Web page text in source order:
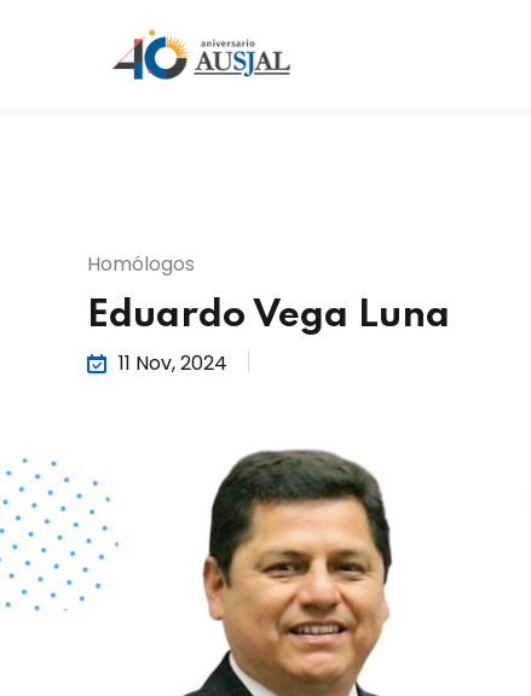
Homólogos
Eduardo Vega Luna
11 Nov, 2024